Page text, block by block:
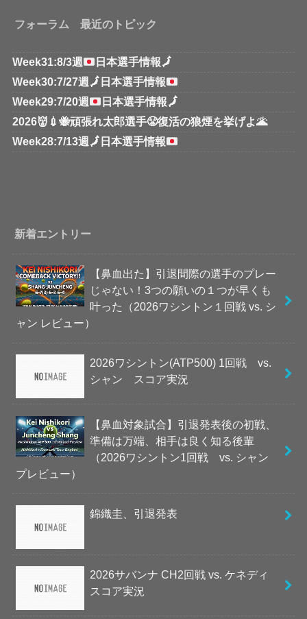
フォーラム 最近のトピック
Week31:8/3週 日本選手情報🗾
Week30:7/27週 🗾 日本選手情報
Week29:7/20週
日本選手情報🗾
2026👹💉🐝頑張れ太郎選手😤復活の狼煙を挙げよ🌋
Week28:7/13週 🗾 日本選手情報
新着エントリー
【鼻血出た】引退間際の選手のプレー
じゃない！3つの願いの１つが早くも
叶った（2026ワシントン１回戦 vs. シ
ャン レビュー）
2026ワシントン(ATP500) 1回戦 vs.
シャン スコア実況
【鼻血対象試合】引退発表後の初戦、
準備は万端、相手は良く知る後輩
（2026ワシントン1回戦 vs. シャン
プレビュー）
錦織圭、引退発表
2026サバンナ CH2回戦 vs. ケネディ
スコア実況